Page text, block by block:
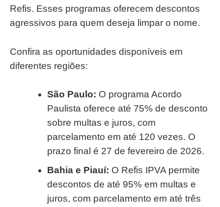
Refis. Esses programas oferecem descontos
agressivos para quem deseja limpar o nome.
Confira as oportunidades disponíveis em
diferentes regiões:
São Paulo: O programa Acordo
Paulista oferece até 75% de desconto
sobre multas e juros, com
parcelamento em até 120 vezes. O
prazo final é 27 de fevereiro de 2026.
Bahia e Piauí: O Refis IPVA permite
descontos de até 95% em multas e
juros, com parcelamento em até três